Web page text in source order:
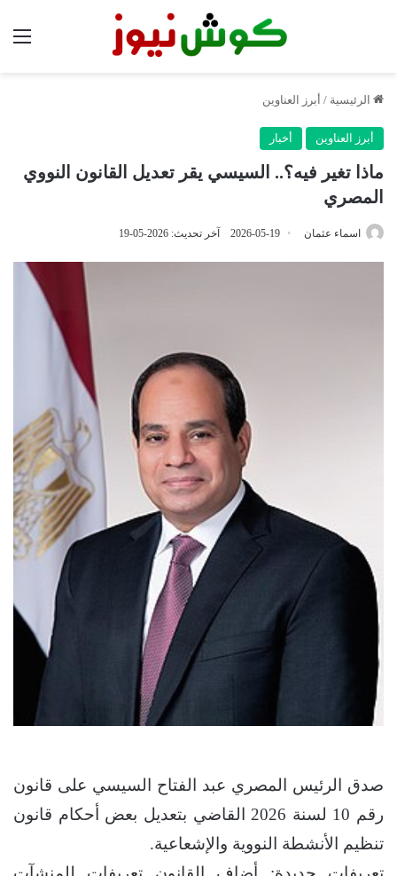
الرئيسية / أبرز العناوين
أبرز العناوين أخبار
ماذا تغير فيه؟.. السيسي يقر تعديل القانون النووي
المصري
اسماء عثمان 2026-05-19 آخر تحديث: 2026-05-19
صدق الرئيس المصري عبد الفتاح السيسي على قانون
رقم 10 لسنة 2026 القاضي بتعديل بعض أحكام قانون
تنظيم الأنشطة النووية والإشعاعية.